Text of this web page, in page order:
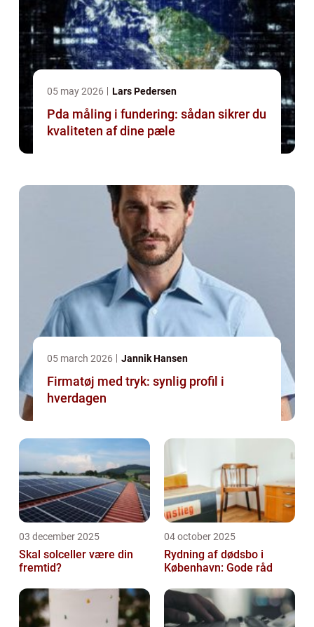
05 may 2026 Lars Pedersen
Pda måling i fundering: sådan sikrer du
kvaliteten af dine pæle
05 march 2026 Jannik Hansen
Firmatøj med tryk: synlig profil i
hverdagen
03 december 2025
Skal solceller være din
fremtid?
04 october 2025
Rydning af dødsbo i
København: Gode råd